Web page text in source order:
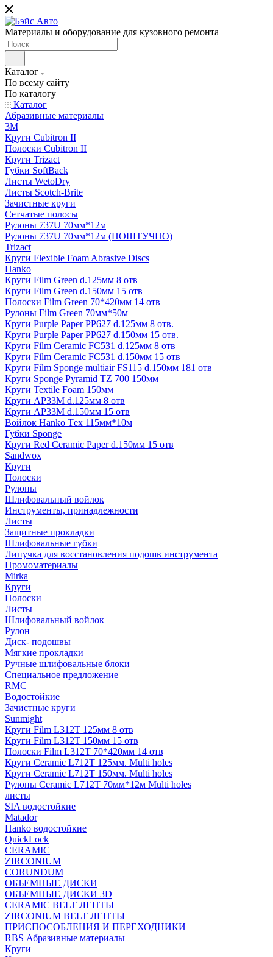
Материалы и оборудование для кузовного ремонта
Каталог
По всему сайту
По каталогу
Каталог
Абразивные материалы
3M
Круги Cubitron II
Полоски Cubitron II
Круги Trizact
Губки SoftBack
Листы WetoDry
Листы Scotch-Brite
Зачистные круги
Сетчатые полосы
Рулоны 737U 70мм*12м
Рулоны 737U 70мм*12м (ПОШТУЧНО)
Trizact
Круги Flexible Foam Abrasive Discs
Hanko
Круги Film Green d.125мм 8 отв
Круги Film Green d.150мм 15 отв
Полоски Film Green 70*420мм 14 отв
Рулоны Film Green 70мм*50м
Круги Purple Paper PP627 d.125мм 8 отв.
Круги Purple Paper PP627 d.150мм 15 отв.
Круги Film Ceramic FC531 d.125мм 8 отв
Круги Film Ceramic FC531 d.150мм 15 отв
Круги Film Sponge multiair FS115 d.150мм 181 отв
Круги Sponge Pyramid TZ 700 150мм
Круги Textile Foam 150мм
Круги AP33M d.125мм 8 отв
Круги AP33M d.150мм 15 отв
Войлок Hanko Tех 115мм*10м
Губки Sponge
Круги Red Ceramic Paper d.150мм 15 отв
Sandwox
Круги
Полоски
Рулоны
Шлифовальный войлок
Инструменты, принадлежности
Листы
Защитные прокладки
Шлифовальные губки
Липучка для восстановления подошв инструмента
Промоматериалы
Mirka
Круги
Полоски
Листы
Шлифовальный войлок
Рулон
Диск- подошвы
Мягкие прокладки
Ручные шлифовальные блоки
Специальное предложение
RMC
Водостойкие
Зачистные круги
Sunmight
Круги Film L312T 125мм 8 отв
Круги Film L312T 150мм 15 отв
Полоски Film L312T 70*420мм 14 отв
Круги Ceramic L712T 125мм. Multi holes
Круги Ceramic L712T 150мм. Multi holes
Рулоны Ceramic L712T 70мм*12м Multi holes
листы
SIA водостойкие
Matador
Hanko водостойкие
QuickLock
CERAMIC
ZIRCONIUM
СORUNDUM
ОБЪЕМНЫЕ ДИСКИ
ОБЪЕМНЫЕ ДИСКИ 3D
CERAMIC BELT ЛЕНТЫ
ZIRCONIUM BELT ЛЕНТЫ
ПРИСПОСОБЛЕНИЯ И ПЕРЕХОДНИКИ
RBS Абразивные материалы
Круги